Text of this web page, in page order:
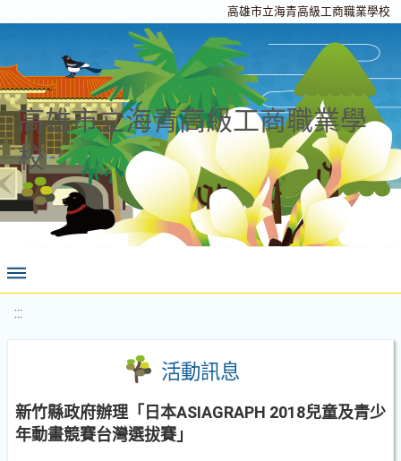
高雄市立海青高級工商職業學校
高雄市立海青高級工商職業學
校
:::
活動訊息
新竹縣政府辦理「日本ASIAGRAPH 2018兒童及青少
年動畫競賽台灣選拔賽」